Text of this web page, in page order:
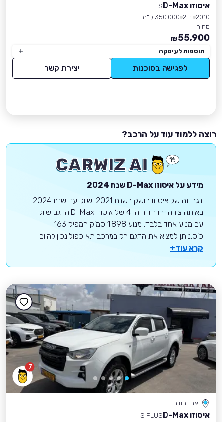
איסוזו D-Max
S
2010 יד 2
350,000 ק״מ
מחיר
55,900
₪
תוספות לעיסקה
לפגישה בסוכנות יצירת קשר
רוצה ללמוד עוד על הרכב?
מידע על איסוזו D-Max שנת 2024
דגם זה של איסוזו הושק בשנת 2021 ושווק עד שנת 2024
באותה צורה.זהו הדור ה-4 של איסוזו D-Max.הדגם שווק
עם מנוע אחד בלבד. מנוע 1,898 סמ'ק המפיק 163
כ'ס.ניתן למצוא את הדגם רק במרכב תא כפול.נכון להיום
קרא עוד+
7
אבן יהודה
איסוזו D-Max
S PLUS